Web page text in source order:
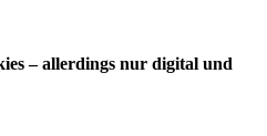
– allerdings nur digital und